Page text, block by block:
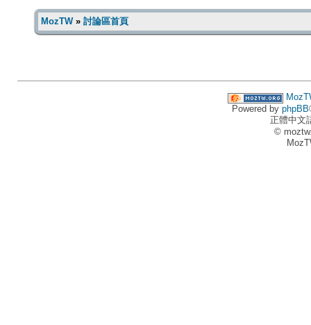
MozTW» 討論區首頁
Powered by phpBB
正體中文
©